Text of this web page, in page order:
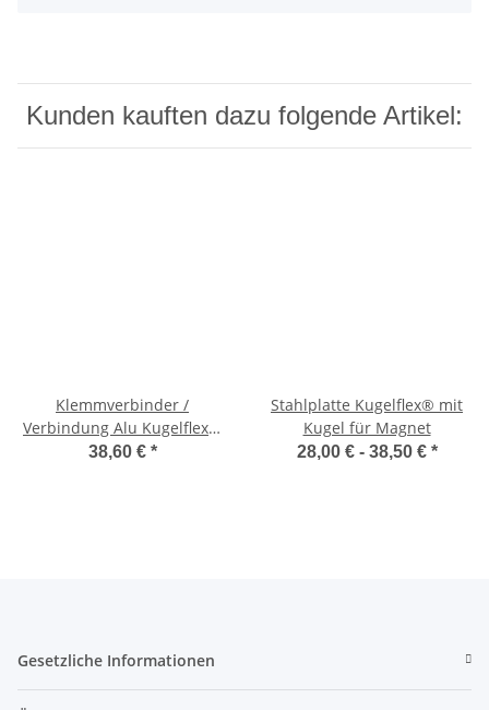
Kunden kauften dazu folgende Artikel:
Klemmverbinder /
Verbindung Alu Kugelflex®
für die Landwirtschaft
38,60 € *
Stahlplatte Kugelflex® mit
Kugel für Magnet
28,00 € - 38,50 € *
Gesetzliche Informationen